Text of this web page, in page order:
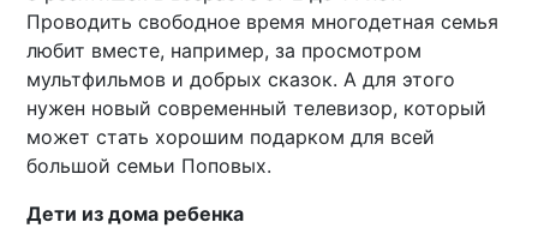
Проводить свободное время многодетная семья
любит вместе, например, за просмотром
мультфильмов и добрых сказок. А для этого
нужен новый современный телевизор, который
может стать хорошим подарком для всей
большой семьи Поповых.
Дети из дома ребенка